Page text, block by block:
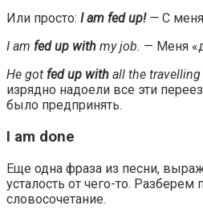
Или просто: I am fed up!— C
I am fed up with my job. — Меня
He got fed up with all the
изрядно надоели все эти
было предпринять.
I am done
Еще одна фраза из песни,
усталость от чего-то. Разберем
словосочетание.